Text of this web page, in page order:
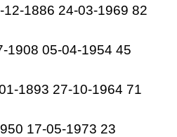
1886 24-03-1969 82
1908 05-04-1954 45
1893 27-10-1964 71
17-05-1973 23